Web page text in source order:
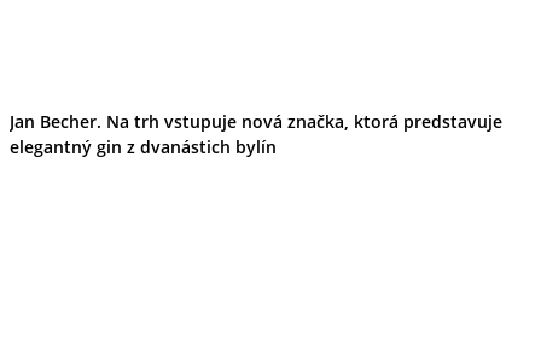
Jan Becher. Na trh vstupuje nová značka, ktorá predstavuje
elegantný gin z dvanástich bylín